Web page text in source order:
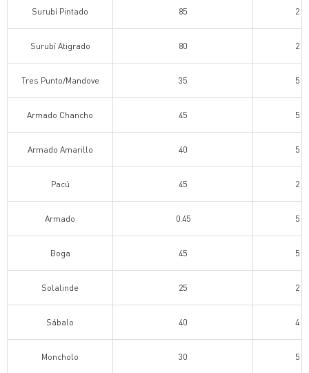
Surubí Pintado 85 2
Surubí Atigrado 80 2
Tres Punto/Mandove 35 5
Armado Chancho 45 5
Armado Amarillo 40 5
Pacú 45 2
Armado 0.45 5
Boga 45 5
Solalinde 25 2
Sábalo 40 4
Moncholo 30 5